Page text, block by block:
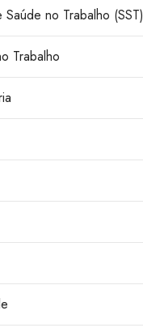
Saúde no Trabalho (SST)
Trabalho